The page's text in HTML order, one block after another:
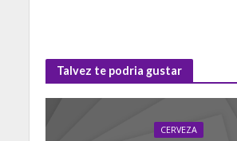
Talvez te podria gustar
CERVEZA